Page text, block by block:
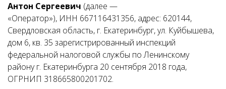
Антон Сергеевич (далее —
«Оператор»), ИНН 667116431356, адрес: 620144,
Свердловская область, г. Екатеринбург, ул. Куйбышева,
дом 6, кв. 35 зарегистрированный инспекций
федеральной налоговой службы по Ленинскому
району г. Екатеринбурга 20 сентября 2018 года,
ОГРНИП 318665800201702.